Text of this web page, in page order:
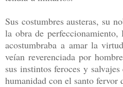
Sus costumbres austeras, su
la obra de
acostumbraba a amar la
veían reverenciada por
sus instintos feroces y
humanidad con el santo fervor